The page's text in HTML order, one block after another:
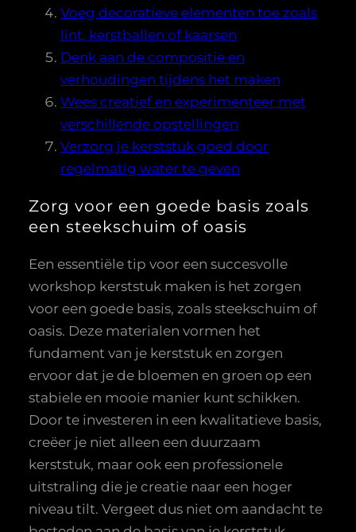
Voeg decoratieve elementen toe zoals
lint, kerstballen of kaarsen
Denk aan de compositie en
verhoudingen tijdens het maken
Wees creatief en experimenteer met
verschillende opstellingen
Verzorg je kerststuk goed door
regelmatig water te geven
Zorg voor een goede basis zoals
een steekschuim of oasis
Een essentiële tip voor een succesvolle
workshop kerststuk maken is het zorgen
voor een goede basis, zoals steekschuim of
oasis. Deze materialen vormen het
fundament van je kerststuk en zorgen
ervoor dat je de bloemen en groen op een
stabiele en mooie manier kunt schikken.
Door te investeren in een kwalitatieve basis,
creëer je niet alleen een duurzaam
kerststuk, maar ook een professionele
uitstraling die je creatie naar een hoger
niveau tilt. Vergeet dus niet om aandacht te